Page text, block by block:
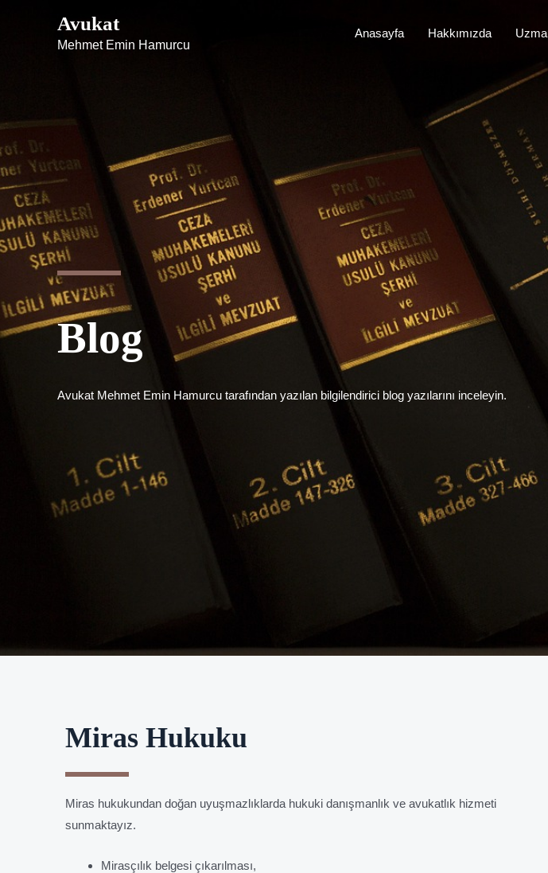
Avukat
Mehmet Emin Hamurcu
Anasayfa Hakkımızda
Blog
Avukat Mehmet Emin Hamurcu tarafından yazılan bilgilendirici blog yazılarını inceleyin.
Miras Hukuku
Miras hukukundan doğan uyuşmazlıklarda hukuki danışmanlık ve avukatlık hizmeti
sunmaktayız.
Mirasçılık belgesi çıkarılması,